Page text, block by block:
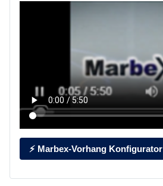
⚡ Marbex-Vorhang Konfigurator